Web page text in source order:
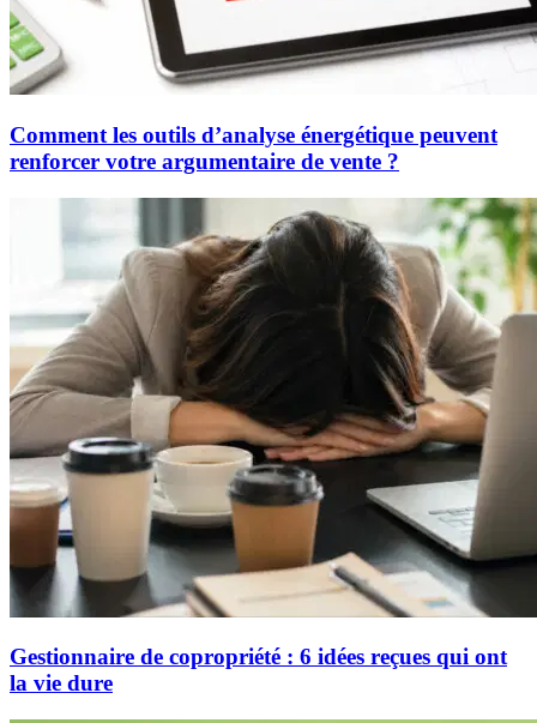
Comment les outils d’analyse énergétique peuvent
renforcer votre argumentaire de vente ?
Gestionnaire de copropriété : 6 idées reçues qui ont
la vie dure